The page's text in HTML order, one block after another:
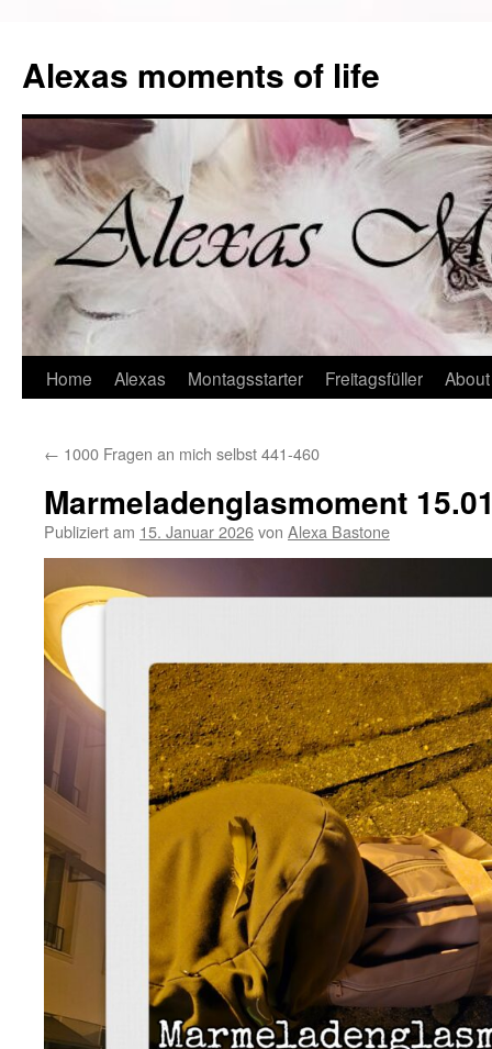
Alexas moments of life
Zum
springen
Home Alexas Montagsstarter Freitagsfüller
← 1000 Fragen an mich selbst 441-460
Marmeladenglasmoment
Publiziert am 15. Januar 2026von Alexa Bastone